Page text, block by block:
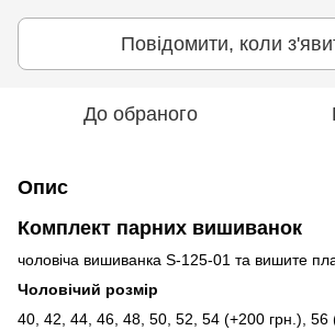
Повідомити, коли
До обраного
Опис
Комплект парних вишиванок
чоловіча вишиванка S-125-01 та вишите
Чоловічий розмір
40, 42, 44, 46, 48, 50, 52, 54 (+200 грн.), 56